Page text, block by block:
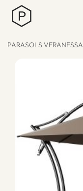
contenu
PARASOLS VERANESSA